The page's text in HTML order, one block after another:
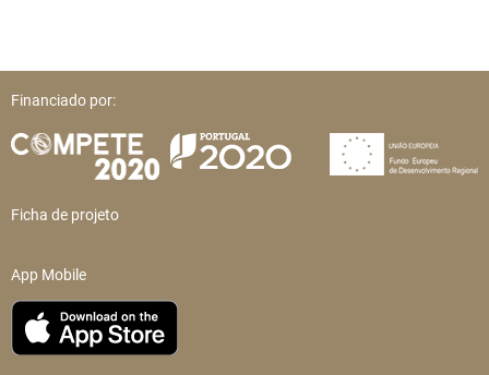
Financiado por:
Ficha de projeto
App Mobile